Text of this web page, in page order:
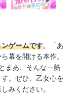
ゲームです。「あ
幕を開ける本作。
まあ、そんな一筋
。ぜひ、乙女心を
みください。